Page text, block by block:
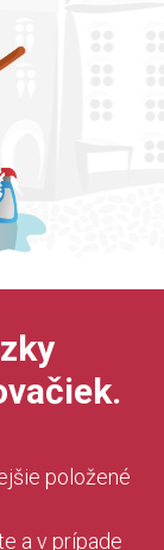
položené
a v prípade